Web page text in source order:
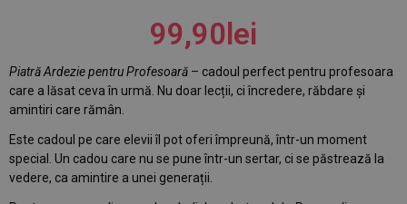
99,90lei
Piatră Ardezie pentru Profesoară – cadoul perfect pentru profesoara
care a lăsat ceva în urmă. Nu doar lecții, ci încredere, răbdare și
amintiri care rămân.
Este cadoul pe care elevii îl pot oferi împreună, într-un moment
special. Un cadou care nu se pune într-un sertar, ci se păstrează la
vedere, ca amintire a unei generații.